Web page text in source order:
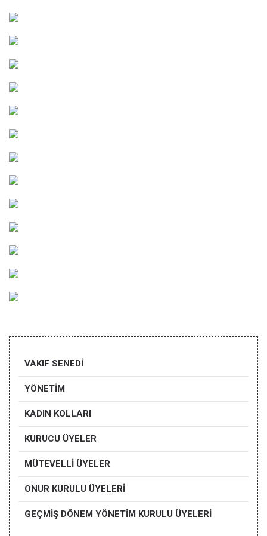
VAKIF SENEDİ
YÖNETİM
KADIN KOLLARI
KURUCU ÜYELER
MÜTEVELLİ ÜYELER
ONUR KURULU ÜYELERİ
GEÇMİŞ DÖNEM YÖNETİM KURULU ÜYELERİ